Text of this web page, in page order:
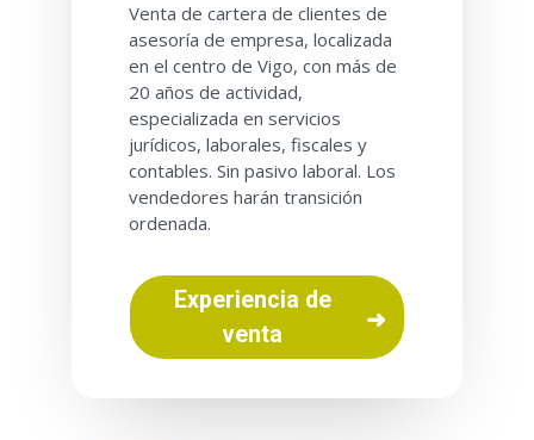
Venta de cartera de clientes de
asesoría de empresa, localizada
en el centro de Vigo, con más de
20 años de actividad,
especializada en servicios
jurídicos, laborales, fiscales y
contables. Sin pasivo laboral. Los
vendedores harán transición
ordenada.
Experiencia de
venta